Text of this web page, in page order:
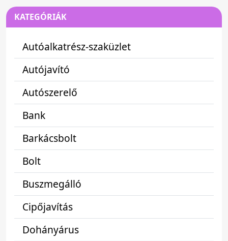
KATEGÓRIÁK
Autóalkatrész-szaküzlet
Autójavító
Autószerelő
Bank
Barkácsbolt
Bolt
Buszmegálló
Cipőjavítás
Dohányárus